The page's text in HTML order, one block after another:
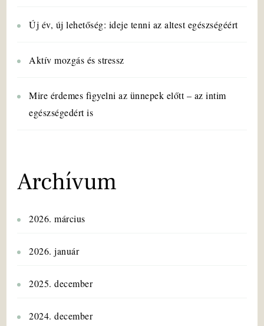
Új év, új lehetőség: ideje tenni az altest egészségéért
Aktív mozgás és stressz
Mire érdemes figyelni az ünnepek előtt – az intim
egészségedért is
Archívum
2026. március
2026. január
2025. december
2024. december